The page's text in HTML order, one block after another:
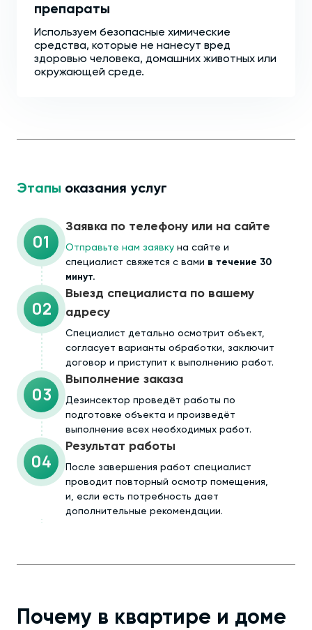
препараты
Используем безопасные химические
средства, которые не нанесут вред
здоровью человека, домашних животных или
окружающей среде.
Этапы оказания услуг
01
Заявка по телефону или на сайте
Отправьте нам заявку на сайте и
специалист свяжется с вами в течение 30
минут.
02
Выезд специалиста по вашему
адресу
Cпециалист детально осмотрит объект,
согласует варианты обработки, заключит
договор и приступит к выполнению работ.
03
Выполнение заказа
Дезинсектор проведёт работы по
подготовке объекта и произведёт
выполнение всех необходимых работ.
04
Результат работы
После завершения работ специалист
проводит повторный осмотр помещения,
и, если есть потребность дает
дополнительные рекомендации.
Почему в квартире и доме